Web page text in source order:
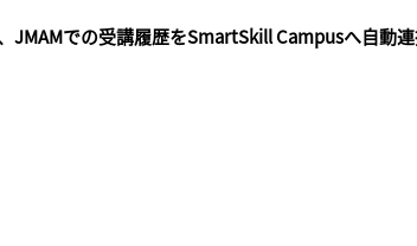
JMAMでの受講履歴をSmartSkill Campusへ自動